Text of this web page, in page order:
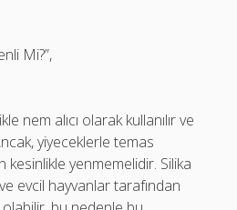
Mi?”,
nem alıcı olarak kullanılır ve
yiyeceklerle temas
kesinlikle yenmemelidir. Silika
evcil hayvanlar tarafından